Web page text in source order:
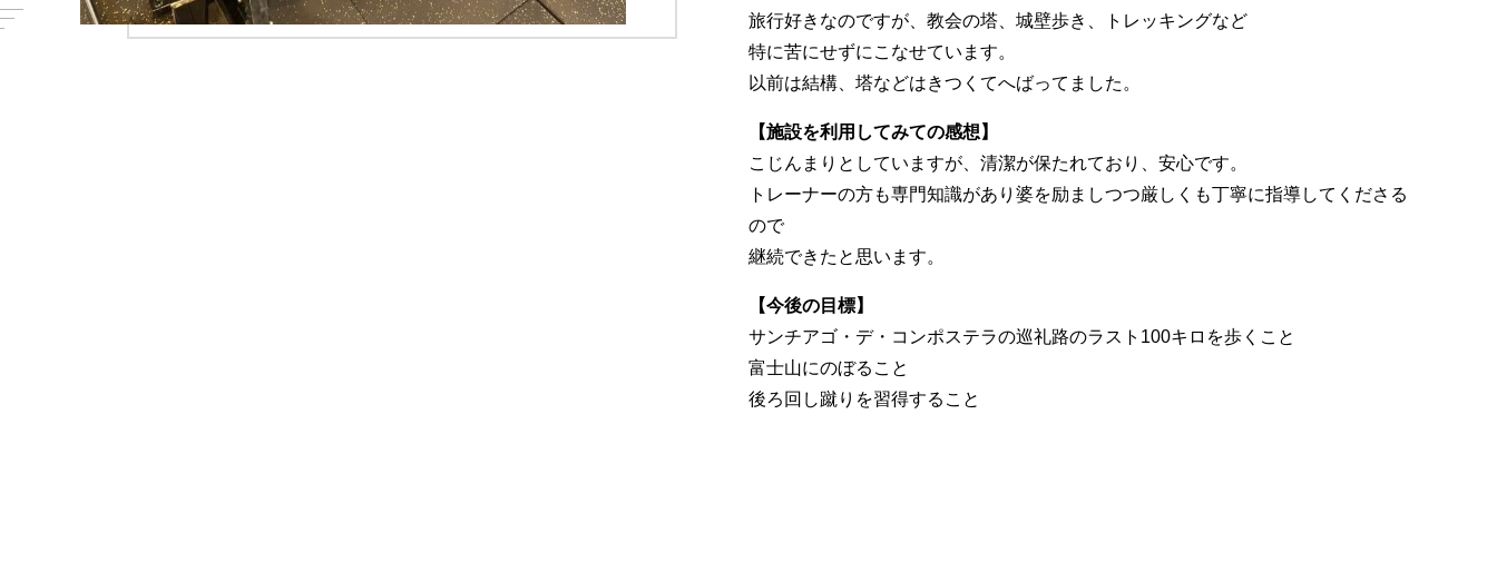
旅行好きなのですが、教会の塔、城壁歩き、トレッキングなど
特に苦にせずにこなせています。
以前は結構、塔などはきつくてへばってました。
【施設を利用してみての感想】
こじんまりとしていますが、清潔が保たれており、安心です。
トレーナーの方も専門知識があり婆を励ましつつ厳しくも丁寧に指導してくださる
ので
継続できたと思います。
【今後の目標】
サンチアゴ・デ・コンポステラの巡礼路のラスト100キロを歩くこと
富士山にのぼること
後ろ回し蹴りを習得すること